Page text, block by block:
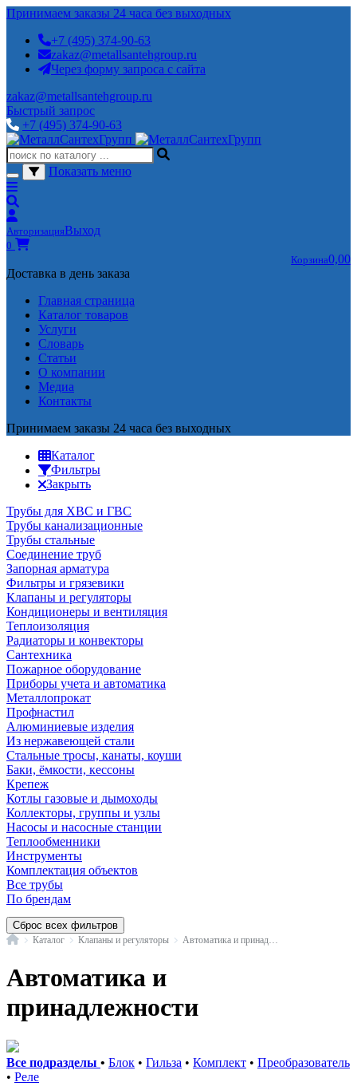
Принимаем заказы 24 часа без выходных
+7 (495) 374-90-63
zakaz@metallsantehgroup.ru
Через форму запроса с сайта
zakaz@metallsantehgroup.ru
Быстрый запрос
+7 (495) 374-90-63
Показать меню
АвторизацияВыход
0
Корзина0,00
Доставка в день заказа
Главная страница
Каталог товаров
Услуги
Словарь
Статьи
О компании
Медиа
Контакты
Принимаем заказы 24 часа без выходных
Каталог
Фильтры
Закрыть
Трубы для ХВС и ГВС
Трубы канализационные
Трубы стальные
Соединение труб
Запорная арматура
Фильтры и грязевики
Клапаны и регуляторы
Кондиционеры и вентиляция
Теплоизоляция
Радиаторы и конвекторы
Сантехника
Пожарное оборудование
Приборы учета и автоматика
Металлопрокат
Профнастил
Алюминиевые изделия
Из нержавеющей стали
Стальные тросы, канаты, коуши
Баки, ёмкости, кессоны
Крепеж
Котлы газовые и дымоходы
Коллекторы, группы и узлы
Насосы и насосные станции
Теплообменники
Инструменты
Комплектация объектов
Все трубы
По брендам
Сброс всех фильтров
ГлавнаяКаталог Клапаны и регуляторы
Автоматика и
принадлежности
Все подразделы • Блок • Гильза • Комплект • Преобразователь
• Реле